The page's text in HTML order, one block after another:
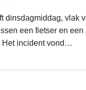
dinsdagmiddag, vlak
een fietser en een
Het incident vond…